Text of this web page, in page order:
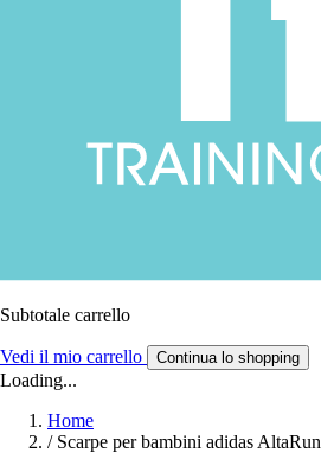
Subtotale carrello
Vedi il mio carrello Continua lo shopping
Loading...
Home
/ Scarpe per bambini adidas AltaRun